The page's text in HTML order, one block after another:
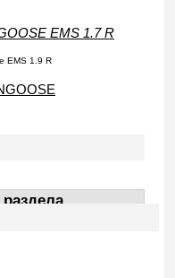
EMS 1.7 R
EMS 1.9 R